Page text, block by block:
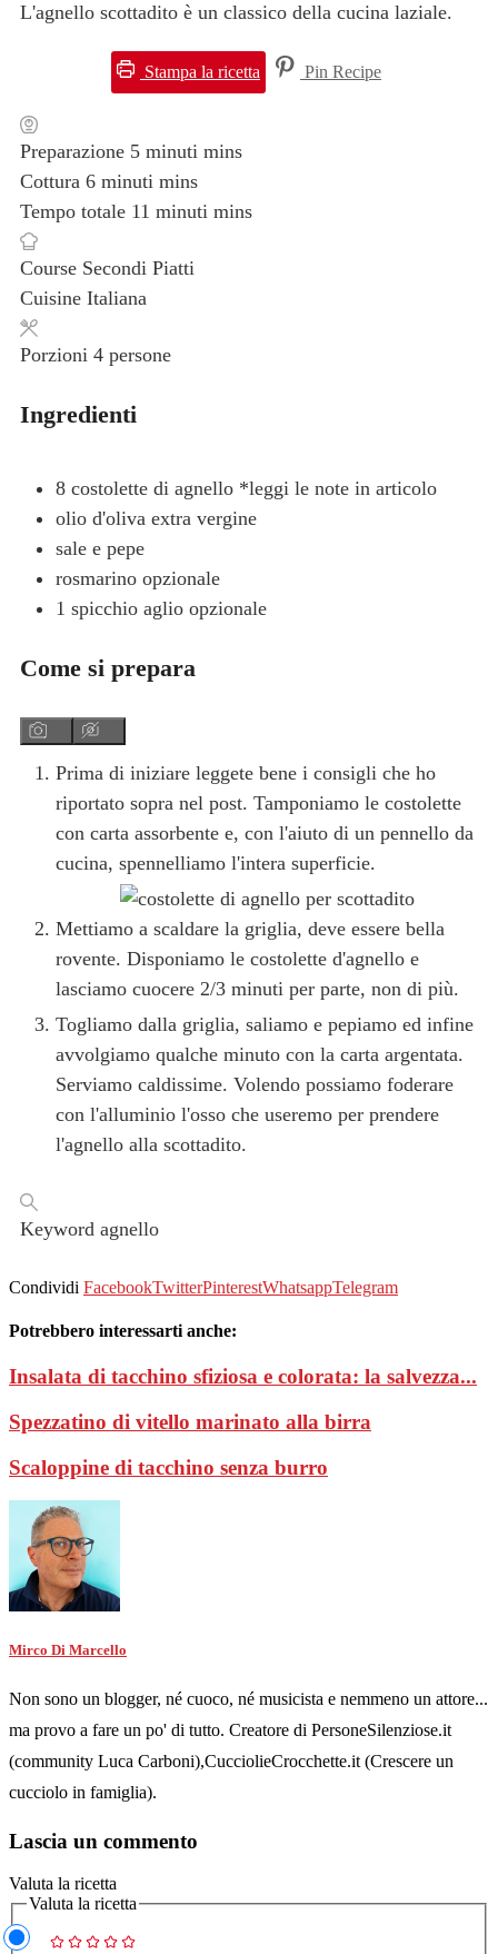
L'agnello scottadito è un classico della cucina laziale.
Stampa la ricetta Pin Recipe
Preparazione 5 minuti mins
Cottura 6 minuti mins
Tempo totale 11 minuti mins
Course Secondi Piatti
Cuisine Italiana
Porzioni 4 persone
Ingredienti
8 costolette di agnello *leggi le note in articolo
olio d'oliva extra vergine
sale e pepe
rosmarino opzionale
1 spicchio aglio opzionale
Come si prepara
Prima di iniziare leggete bene i consigli che ho
riportato sopra nel post. Tamponiamo le costolette
con carta assorbente e, con l'aiuto di un pennello da
cucina, spennelliamo l'intera superficie.
Mettiamo a scaldare la griglia, deve essere bella
rovente. Disponiamo le costolette d'agnello e
lasciamo cuocere 2/3 minuti per parte, non di più.
Togliamo dalla griglia, saliamo e pepiamo ed infine
avvolgiamo qualche minuto con la carta argentata.
Serviamo caldissime. Volendo possiamo foderare
con l'alluminio l'osso che useremo per prendere
l'agnello alla scottadito.
Keyword agnello
Condividi FacebookTwitterPinterestWhatsappTelegram
Potrebbero interessarti anche:
Insalata di tacchino sfiziosa e colorata: la salvezza...
Spezzatino di vitello marinato alla birra
Scaloppine di tacchino senza burro
Mirco Di Marcello
Non sono un blogger, né cuoco, né musicista e nemmeno un attore...
ma provo a fare un po' di tutto. Creatore di PersoneSilenziose.it
(community Luca Carboni),CucciolieCrocchette.it (Crescere un
cucciolo in famiglia).
Lascia un commento
Valuta la ricetta
Valuta la ricetta